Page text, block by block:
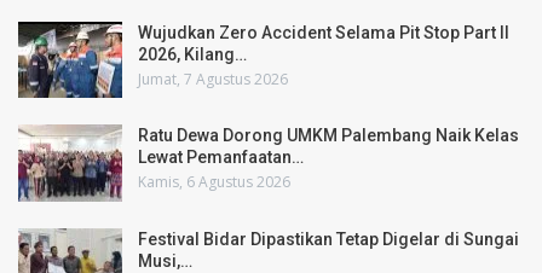
Wujudkan Zero Accident Selama Pit Stop Part II
2026, Kilang…
Jumat, 7 Agustus 2026
Ratu Dewa Dorong UMKM Palembang Naik Kelas
Lewat Pemanfaatan…
Kamis, 6 Agustus 2026
Festival Bidar Dipastikan Tetap Digelar di Sungai
Musi,…